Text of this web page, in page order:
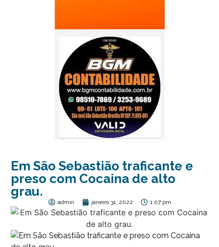
Em São Sebastião traficante e
preso com Cocaina de alto
grau.
admin janeiro 31, 2022 1:07 pm